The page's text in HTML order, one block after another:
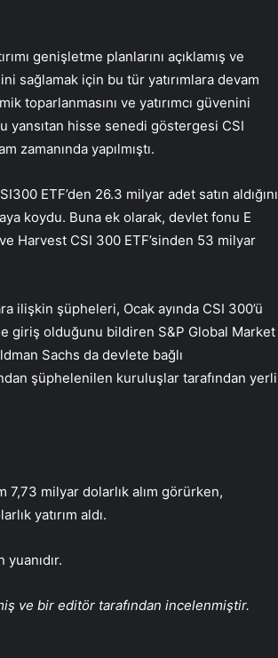
genişletme planlarını açıklamış ve
sağlamak için bu tür yatırımlara devam
toparlanmasını ve yatırımcı güvenini
yansıtan hisse senedi göstergesi CSI
zamanında yapılmıştı.
ETF’den 26.3 milyar adet satın aldığını
koydu. Buna ek olarak, devlet fonu E
Harvest CSI 300 ETF’sinden 53 milyar
ilişkin şüpheleri, Ocak ayında CSI 300’ü
giriş olduğunu bildiren S&P Global Market
Sachs da devlete bağlı
şüphelenilen kuruluşlar tarafından yerli
7,73 milyar dolarlık alım görürken,
yatırım aldı.
ve bir editör tarafından incelenmiştir.